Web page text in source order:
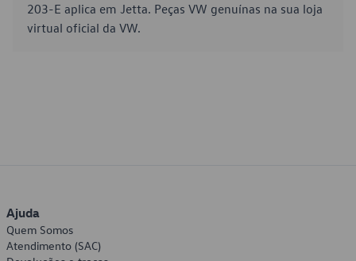
203-E aplica em Jetta. Peças VW genuínas na sua loja
virtual oficial da VW.
Ajuda
Quem Somos
Atendimento (SAC)